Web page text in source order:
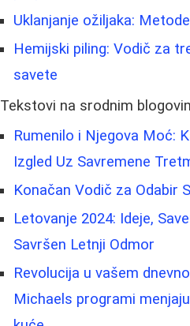
Uklanjanje ožiljaka:
Hemijski piling: Vodič za
savete
Tekstovi na srodnim
Rumenilo i Njegova Moć:
Izgled Uz Savremene
Konačan Vodič za Odabir
Letovanje 2024: Ideje,
Savršen Letnji Odmor
Revolucija u vašem
Michaels programi